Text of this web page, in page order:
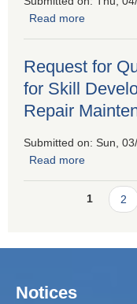
Read more
Request for
for Skill
Repair
Submitted on: Sun,
Read more
Pages1 2
Notices